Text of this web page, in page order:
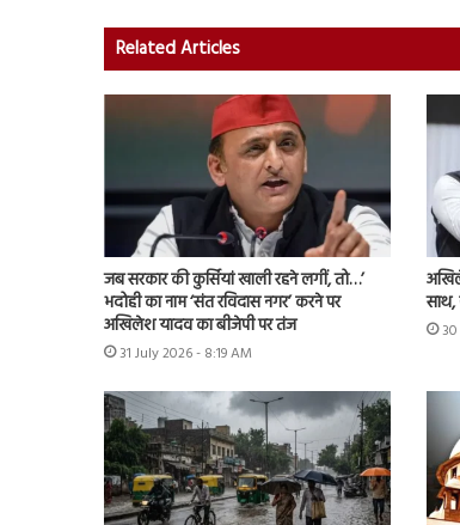
Related Articles
जब सरकार की कुर्सियां खाली रहने लगीं, तो…’
भदोही का नाम ‘संत रविदास नगर’ करने पर
अखिलेश यादव का बीजेपी पर तंज
31 July 2026 - 8:19 AM
साथ,